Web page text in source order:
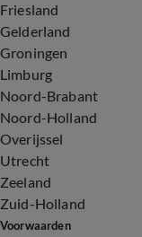
Friesland
Gelderland
Groningen
Limburg
Noord-Brabant
Noord-Holland
Overijssel
Utrecht
Zeeland
Zuid-Holland
Voorwaarden